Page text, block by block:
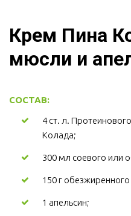
Крем Пина
мюсли и
СОСТАВ:
4 ст. л.
Колада;
300 мл соевого или
150 г
1 апельсин;